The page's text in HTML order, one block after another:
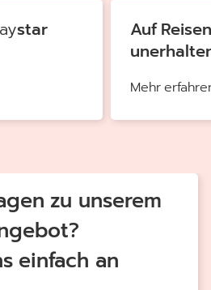
aystar
Auf
Mehr
zu unserem
einfach an